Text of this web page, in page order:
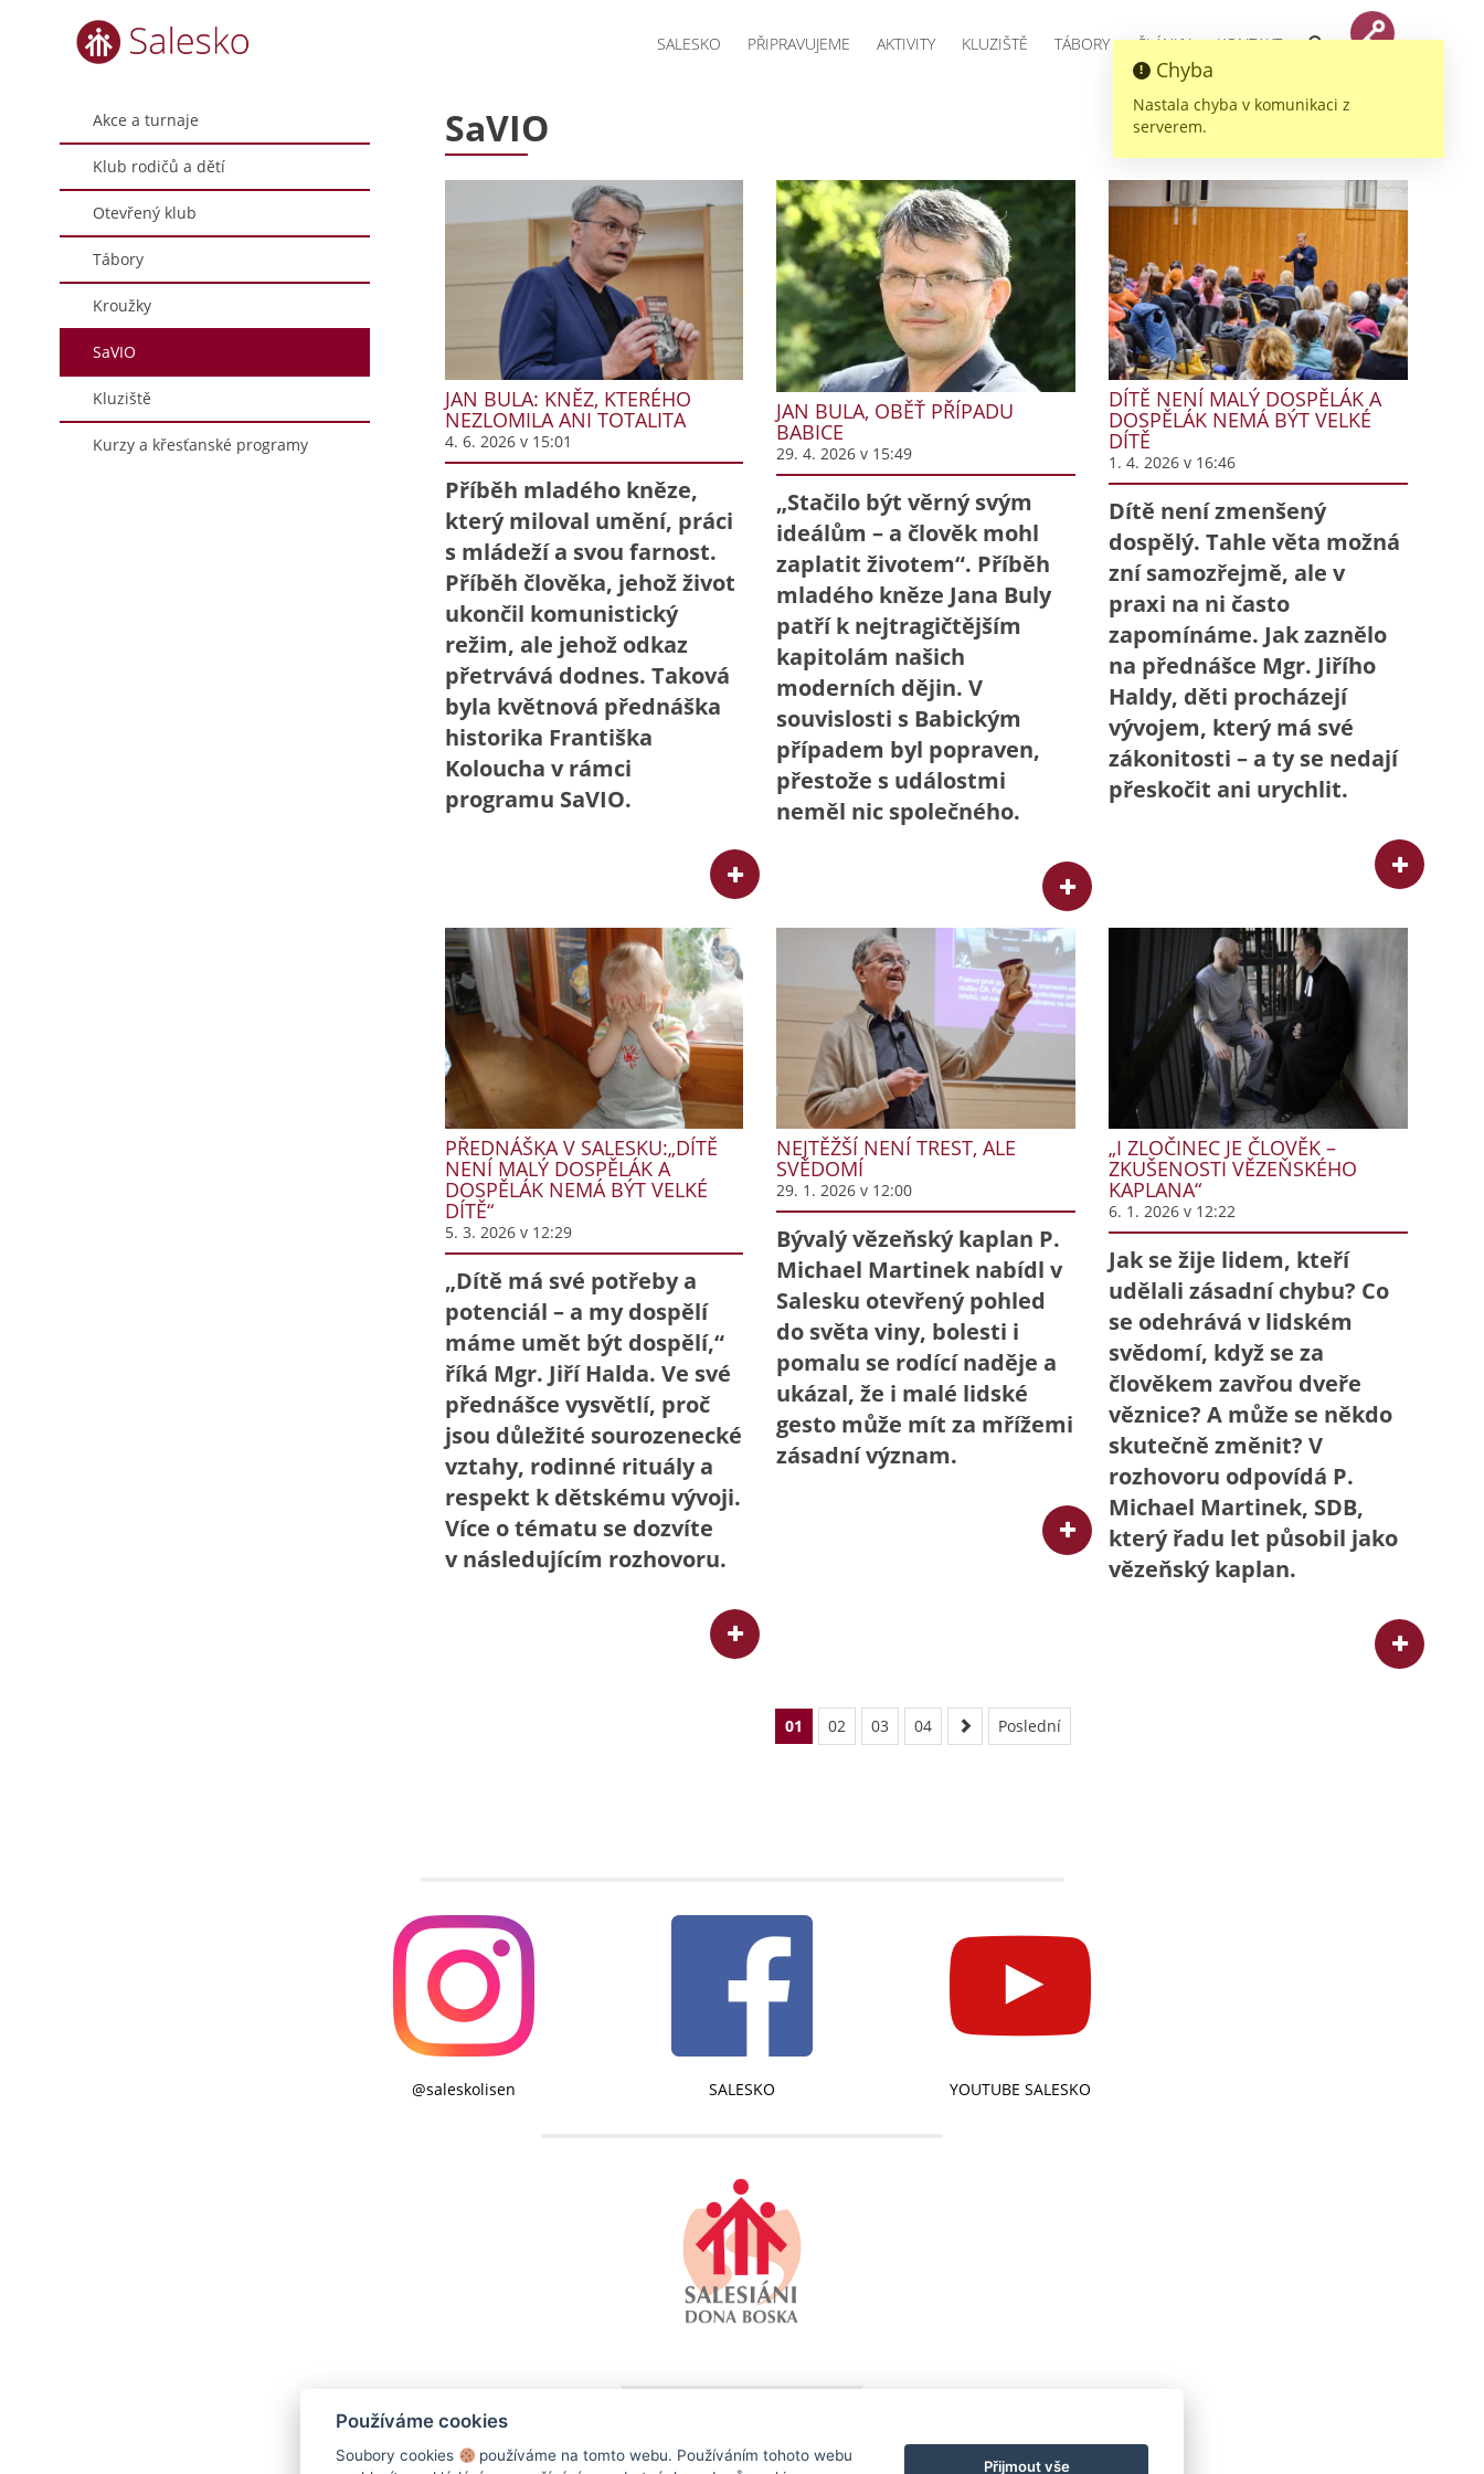
SALESKO PŘIPRAVUJEME AKTIVITY KLUZIŠTĚ TÁBORY ČLÁNKY KONTAKT
Akce a turnaje
Klub rodičů a dětí
Otevřený klub
Tábory
Kroužky
SaVIO
Kluziště
Kurzy a křesťanské programy
SaVIO
JAN BULA: KNĚZ, KTERÉHO
NEZLOMILA ANI TOTALITA
4. 6. 2026 v 15:01
Příběh mladého kněze,
který miloval umění, práci
s mládeží a svou farnost.
Příběh člověka, jehož život
ukončil komunistický
režim, ale jehož odkaz
přetrvává dodnes. Taková
byla květnová přednáška
historika Františka
Koloucha v rámci
programu SaVIO.
JAN BULA, OBĚŤ PŘÍPADU
BABICE
29. 4. 2026 v 15:49
„Stačilo být věrný svým
ideálům – a člověk mohl
zaplatit životem“. Příběh
mladého kněze Jana Buly
patří k nejtragičtějším
kapitolám našich
moderních dějin. V
souvislosti s Babickým
případem byl popraven,
přestože s událostmi
neměl nic společného.
DÍTĚ NENÍ MALÝ DOSPĚLÁK A
DOSPĚLÁK NEMÁ BÝT VELKÉ
DÍTĚ
1. 4. 2026 v 16:46
Dítě není zmenšený
dospělý. Tahle věta možná
zní samozřejmě, ale v
praxi na ni často
zapomínáme. Jak zaznělo
na přednášce Mgr. Jiřího
Haldy, děti procházejí
vývojem, který má své
zákonitosti – a ty se nedají
přeskočit ani urychlit.
PŘEDNÁŠKA V SALESKU:„DÍTĚ
NENÍ MALÝ DOSPĚLÁK A
DOSPĚLÁK NEMÁ BÝT VELKÉ
DÍTĚ“
5. 3. 2026 v 12:29
„Dítě má své potřeby a
potenciál – a my dospělí
máme umět být dospělí,“
říká Mgr. Jiří Halda. Ve své
přednášce vysvětlí, proč
jsou důležité sourozenecké
vztahy, rodinné rituály a
respekt k dětskému vývoji.
Více o tématu se dozvíte
v následujícím rozhovoru.
NEJTĚŽŠÍ NENÍ TREST, ALE
SVĚDOMÍ
29. 1. 2026 v 12:00
Bývalý vězeňský kaplan P.
Michael Martinek nabídl v
Salesku otevřený pohled
do světa viny, bolesti i
pomalu se rodící naděje a
ukázal, že i malé lidské
gesto může mít za mřížemi
zásadní význam.
„I ZLOČINEC JE ČLOVĚK –
ZKUŠENOSTI VĚZEŇSKÉHO
KAPLANA“
6. 1. 2026 v 12:22
Jak se žije lidem, kteří
udělali zásadní chybu? Co
se odehrává v lidském
svědomí, když se za
člověkem zavřou dveře
věznice? A může se někdo
skutečně změnit? V
rozhovoru odpovídá P.
Michael Martinek, SDB,
který řadu let působil jako
vězeňský kaplan.
01 02 03 04 Poslední
@saleskolisen SALESKO YOUTUBE SALESKO
SALESKO - SALESIÁNSKÉ STŘEDISKO MLÁDEŽE DDM BRNO-LÍŠEŇ
Kotlanova 2660/13, 628 00 Brno-Líšeň
Chyba
Nastala chyba v komunikaci z
serverem.
Používáme cookies
Soubory cookies
používáme na tomto webu. Používáním tohoto webu
Přijmout vše